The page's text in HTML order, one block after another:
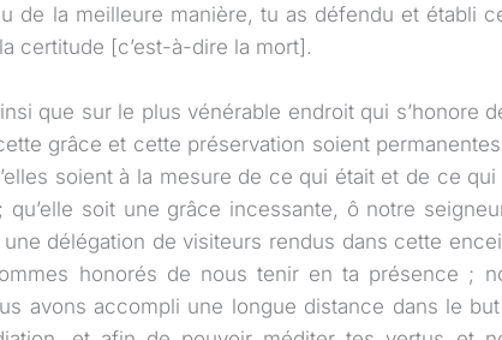
de la meilleure manière, tu as défendu et établi
certitude [c’est-à-dire la mort].
que sur le plus vénérable endroit qui s’honore
grâce et cette préservation soient
soient à la mesure de ce qui était et de ce qui
soit une grâce incessante, ô notre
délégation de visiteurs rendus dans cette
honorés de nous tenir en ta présence ;
avons accompli une longue distance dans le